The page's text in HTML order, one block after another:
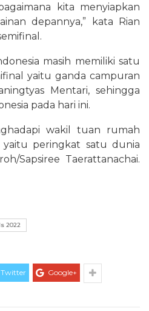
kita menyiapkan
depannya,” kata Rian
masih memiliki satu
yaitu ganda campuran
Mentari, sehingga
pada hari ini.
wakil tuan rumah
yaitu peringkat satu dunia
Sapsiree Taerattanachai.
2022
Twitter Google+